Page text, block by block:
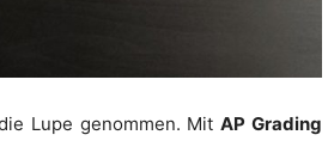
Lupe genommen. MitAP Grading